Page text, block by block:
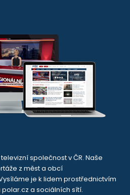
společnost v ČR. Naše
z měst a obcí
je k lidem prostřednictvím
a sociálních sítí.